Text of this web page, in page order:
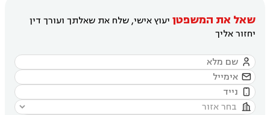
שאל את המשפטן יעוץ אישי, שלח את שאלתך ועורך דין
יחזור אליך



